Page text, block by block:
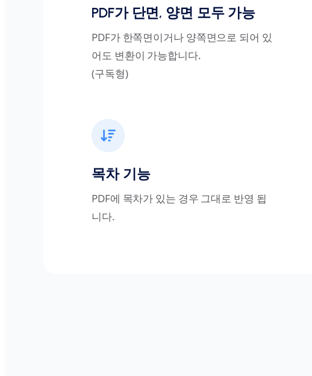
PDF가 단면, 양면 모두 가능
PDF가 한쪽면이거나 양쪽면으로 되어 있
어도 변환이 가능합니다.
(구독형)
목차 기능
PDF에 목차가 있는 경우 그대로 반영 됩
니다.